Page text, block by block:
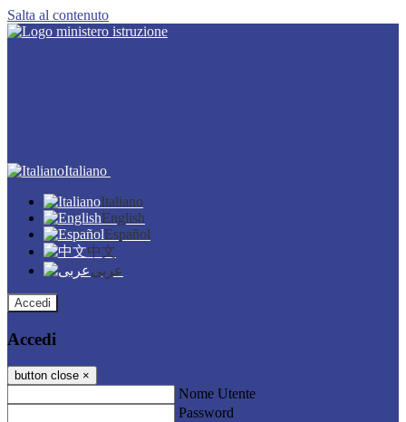
Salta al contenuto
Italiano
Italiano
English
Español
中文
عربى
Accedi
Accedi
button close ×
Nome Utente
Password